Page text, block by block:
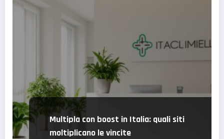
Multipla con boost in Italia: quali siti
moltiplicano le vincite